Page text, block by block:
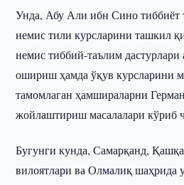
Унда, Абу Али ибн Сино тиббиёт
немис тили курсларини ташкил
немис тиббий-таълим дастурлари
ошириш ҳамда ўқув курсларини
тамомлаган ҳамшираларни
жойлаштириш масалалари кўриб
Бугунги кунда, Самарқанд,
вилоятлари ва Олмалиқ шаҳрида